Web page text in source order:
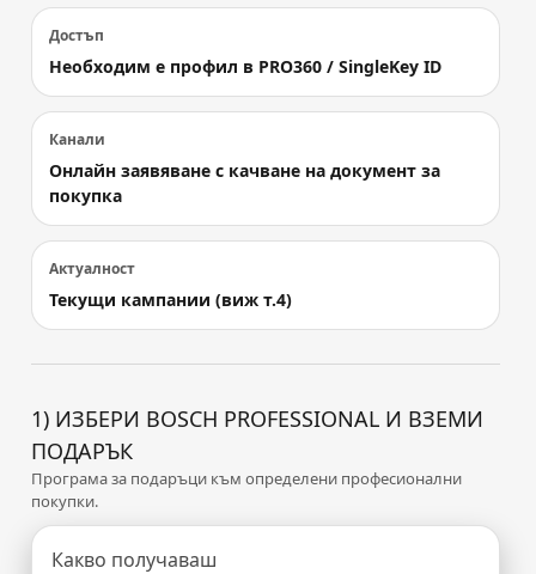
Достъп
Необходим е профил в PRO360 / SingleKey ID
Канали
Онлайн заявяване с качване на документ за
покупка
Актуалност
Текущи кампании (виж т.4)
1) ИЗБЕРИ BOSCH PROFESSIONAL И ВЗЕМИ
ПОДАРЪК
Програма за подаръци към определени професионални
покупки.
Какво получаваш